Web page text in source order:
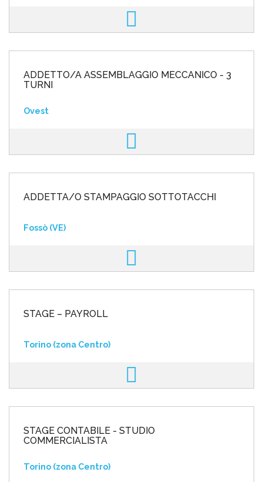
ADDETTO/A ASSEMBLAGGIO MECCANICO - 3
TURNI
Ovest
ADDETTA/O STAMPAGGIO SOTTOTACCHI
Fossò (VE)
STAGE – PAYROLL
Torino (zona Centro)
STAGE CONTABILE - STUDIO
COMMERCIALISTA
Torino (zona Centro)